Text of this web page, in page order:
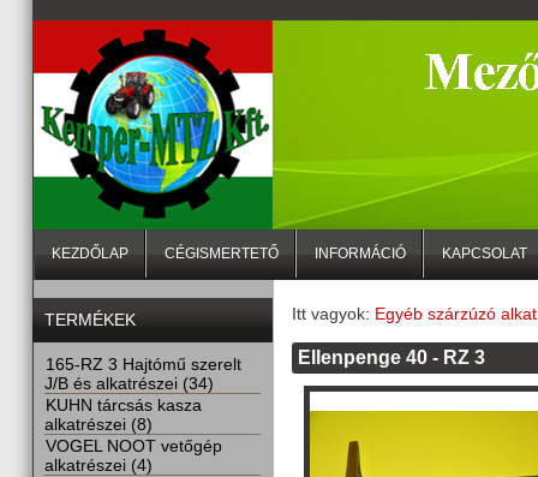
KEZDŐLAP CÉGISMERTETŐ INFORMÁCIÓ KAPCSOLAT
Itt vagyok: Egyéb szárzúzó
Ellenpenge 40 - RZ 3
TERMÉKEK
165-RZ 3 Hajtómű szerelt
J/B és alkatrészei (34)
KUHN tárcsás kasza
alkatrészei (8)
VOGEL NOOT vetőgép
alkatrészei (4)